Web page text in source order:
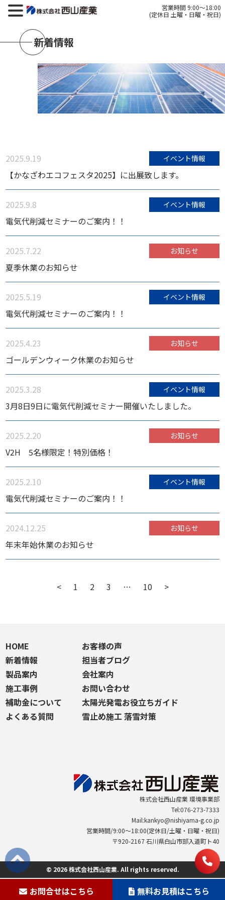
営業時間 9:00～18:00
(定休日 土曜・日曜・祝日)
お問合せはこちら 無料お見積はこちら
新着情報
2025.9.19 イベント情報
【かなざわエコフェスタ2025】に出展致します。
2025.9.8 イベント情報
電気代削減セミナーのご案内！！
2025.7.22 お知らせ
夏季休業のお知らせ
2025.5.19 イベント情報
電気代削減セミナーのご案内！！
2025.4.23 お知らせ
ゴールデンウィーク休業のお知らせ
2025.3.28 イベント情報
3月8日9日に電気代削減セミナー開催いたしました。
2025.2.20 お知らせ
V2H 5名様限定！特別価格！
2025.2.10 イベント情報
電気代削減セミナーのご案内！！
2024.12.25 お知らせ
年末年始休業のお知らせ
< 1 2 3 … 10 >
HOME
新着情報
製品案内
施工事例
補助金について
よくある質問
お客様の声
担当者ブログ
会社案内
お問い合わせ
太陽光発電お役立ちガイド
雪止め施工 落雪対策
株式会社西山産業 環境事業部
Tel:076-273-7333
Mail:kankyo@nishiyama-g.co.jp
営業時間/9:00～18:00(定休日/土曜・日曜・祝日)
〒920-2167 石川県白山市部入道町ト40
© 2026 株式会社西山産業. All rights reserved.